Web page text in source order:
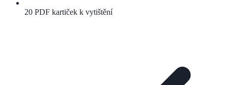
20 PDF kartiček k vytištění